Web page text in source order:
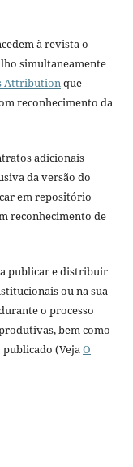
à revista o
simultaneamente
Attributionque
reconhecimento da
adicionais
da versão do
em repositório
reconhecimento de
publicar e distribuir
ou na sua
o processo
bem como
(VejaO